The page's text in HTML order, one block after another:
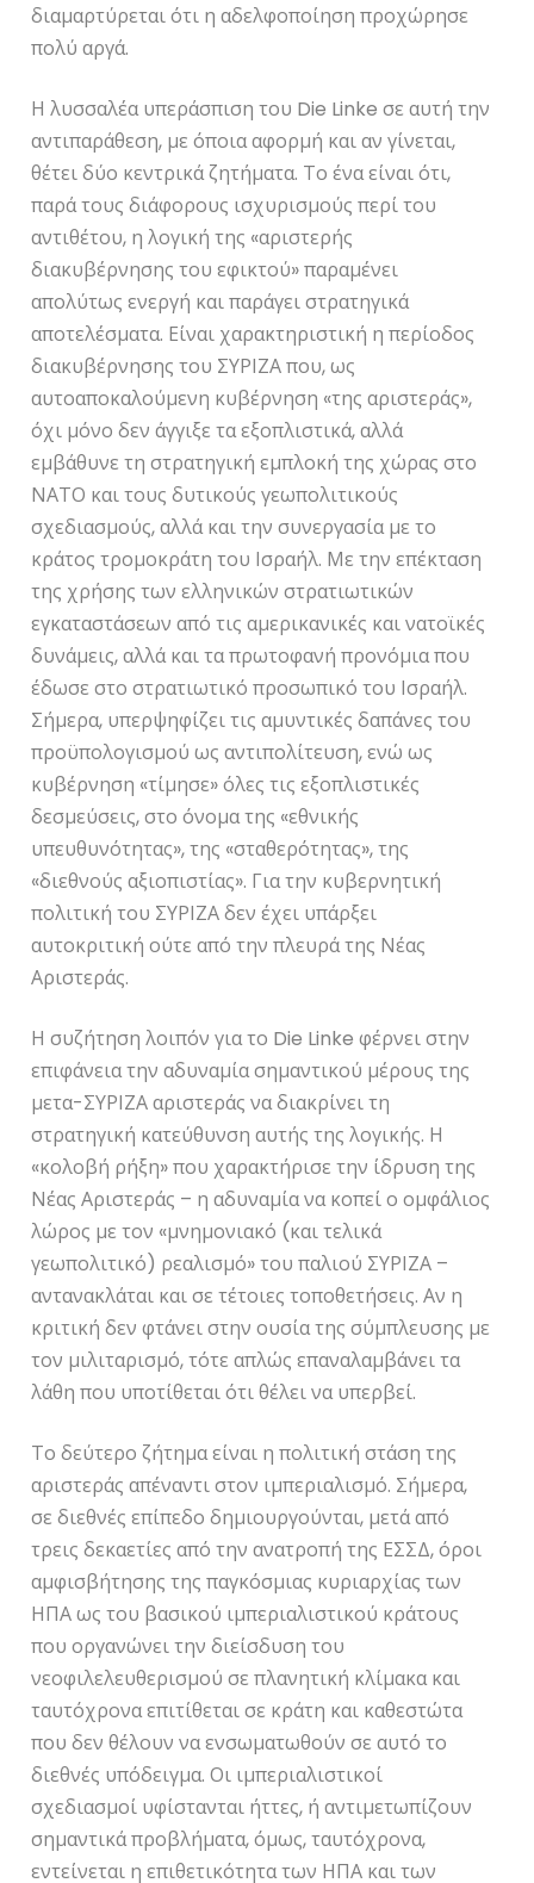
διαμαρτύρεται ότι η αδελφοποίηση προχώρησε
πολύ αργά.
Η λυσσαλέα υπεράσπιση του Die Linke σε αυτή την
αντιπαράθεση, με όποια αφορμή και αν γίνεται,
θέτει δύο κεντρικά ζητήματα. Το ένα είναι ότι,
παρά τους διάφορους ισχυρισμούς περί του
αντιθέτου, η λογική της «αριστερής
διακυβέρνησης του εφικτού» παραμένει
απολύτως ενεργή και παράγει στρατηγικά
αποτελέσματα. Είναι χαρακτηριστική η περίοδος
διακυβέρνησης του ΣΥΡΙΖΑ που, ως
αυτοαποκαλούμενη κυβέρνηση «της αριστεράς»,
όχι μόνο δεν άγγιξε τα εξοπλιστικά, αλλά
εμβάθυνε τη στρατηγική εμπλοκή της χώρας στο
ΝΑΤΟ και τους δυτικούς γεωπολιτικούς
σχεδιασμούς, αλλά και την συνεργασία με το
κράτος τρομοκράτη του Ισραήλ. Με την επέκταση
της χρήσης των ελληνικών στρατιωτικών
εγκαταστάσεων από τις αμερικανικές και νατοϊκές
δυνάμεις, αλλά και τα πρωτοφανή προνόμια που
έδωσε στο στρατιωτικό προσωπικό του Ισραήλ.
Σήμερα, υπερψηφίζει τις αμυντικές δαπάνες του
προϋπολογισμού ως αντιπολίτευση, ενώ ως
κυβέρνηση «τίμησε» όλες τις εξοπλιστικές
δεσμεύσεις, στο όνομα της «εθνικής
υπευθυνότητας», της «σταθερότητας», της
«διεθνούς αξιοπιστίας». Για την κυβερνητική
πολιτική του ΣΥΡΙΖΑ δεν έχει υπάρξει
αυτοκριτική ούτε από την πλευρά της Νέας
Αριστεράς.
Η συζήτηση λοιπόν για το Die Linke φέρνει στην
επιφάνεια την αδυναμία σημαντικού μέρους της
μετα-ΣΥΡΙΖΑ αριστεράς να διακρίνει τη
στρατηγική κατεύθυνση αυτής της λογικής. Η
«κολοβή ρήξη» που χαρακτήρισε την ίδρυση της
Νέας Αριστεράς – η αδυναμία να κοπεί ο ομφάλιος
λώρος με τον «μνημονιακό (και τελικά
γεωπολιτικό) ρεαλισμό» του παλιού ΣΥΡΙΖΑ –
αντανακλάται και σε τέτοιες τοποθετήσεις. Αν η
κριτική δεν φτάνει στην ουσία της σύμπλευσης με
τον μιλιταρισμό, τότε απλώς επαναλαμβάνει τα
λάθη που υποτίθεται ότι θέλει να υπερβεί.
Το δεύτερο ζήτημα είναι η πολιτική στάση της
αριστεράς απέναντι στον ιμπεριαλισμό. Σήμερα,
σε διεθνές επίπεδο δημιουργούνται, μετά από
τρεις δεκαετίες από την ανατροπή της ΕΣΣΔ, όροι
αμφισβήτησης της παγκόσμιας κυριαρχίας των
ΗΠΑ ως του βασικού ιμπεριαλιστικού κράτους
που οργανώνει την διείσδυση του
νεοφιλελευθερισμού σε πλανητική κλίμακα και
ταυτόχρονα επιτίθεται σε κράτη και καθεστώτα
που δεν θέλουν να ενσωματωθούν σε αυτό το
διεθνές υπόδειγμα. Οι ιμπεριαλιστικοί
σχεδιασμοί υφίστανται ήττες, ή αντιμετωπίζουν
σημαντικά προβλήματα, όμως, ταυτόχρονα,
εντείνεται η επιθετικότητα των ΗΠΑ και των